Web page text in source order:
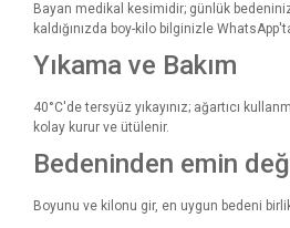
Bayan medikal kesimidir; günlük
kaldığınızda boy-kilo bilginizle
Yıkama ve Bakım
40°C'de tersyüz yıkayınız; ağartıcı
kolay kurur ve ütülenir.
Bedeninden emin
Boyunu ve kilonu gir, en uygun bedeni